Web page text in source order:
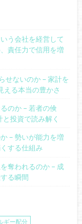
う会社を経営して
責任力で信用を増
せないのか – 家計を
える本当の豊かさ
のか – 若者の倹
投資で読み解く
– 勢いが能力を増
する仕組み
奪われるのか – 成
る瞬間
ギー配分